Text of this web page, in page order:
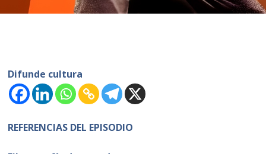
Difunde cultura
REFERENCIAS DEL EPISODIO